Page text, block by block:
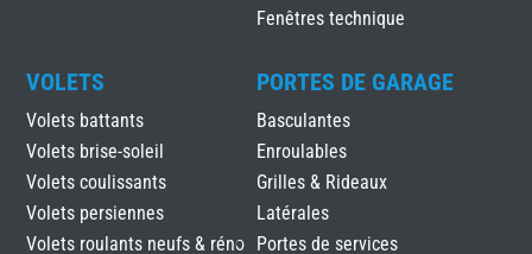
Fenêtres technique
VOLETS
Volets battants
Volets brise-soleil
Volets coulissants
Volets persiennes
Volets roulants neufs & réno
PORTES DE GARAGE
Basculantes
Enroulables
Grilles & Rideaux
Latérales
Portes de services